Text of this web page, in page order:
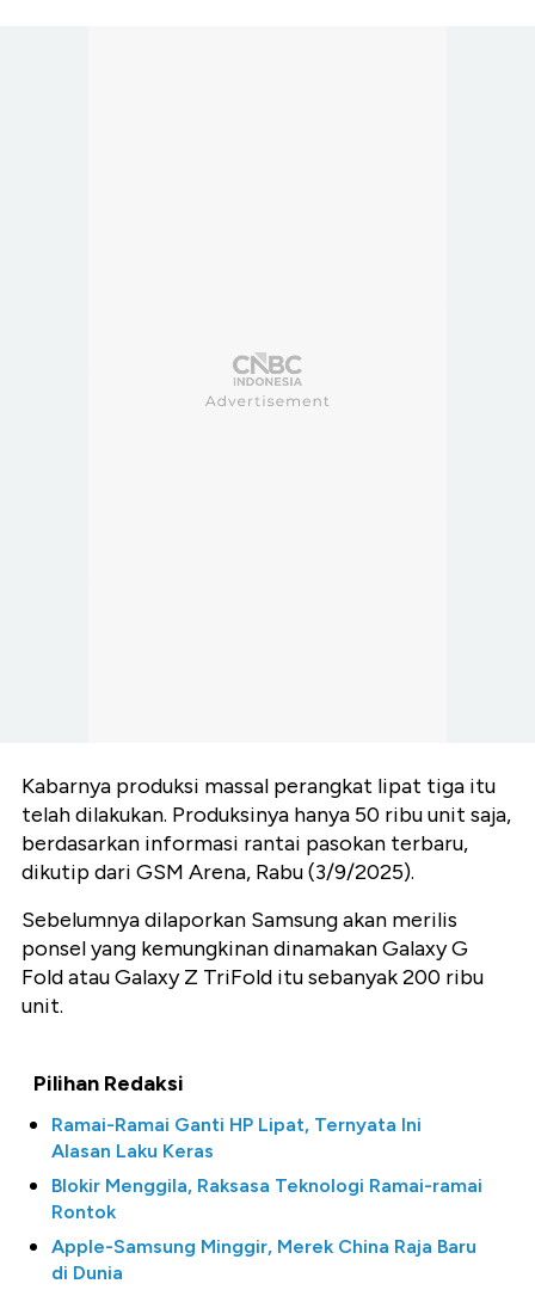
Kabarnya produksi massal perangkat lipat tiga itu
telah dilakukan. Produksinya hanya 50 ribu unit saja,
berdasarkan informasi rantai pasokan terbaru,
dikutip dari GSM Arena, Rabu (3/9/2025).
Sebelumnya dilaporkan Samsung akan merilis
ponsel yang kemungkinan dinamakan Galaxy G
Fold atau Galaxy Z TriFold itu sebanyak 200 ribu
unit.
Pilihan Redaksi
Ramai-Ramai Ganti HP Lipat, Ternyata Ini
Alasan Laku Keras
Blokir Menggila, Raksasa Teknologi Ramai-ramai
Rontok
Apple-Samsung Minggir, Merek China Raja Baru
di Dunia